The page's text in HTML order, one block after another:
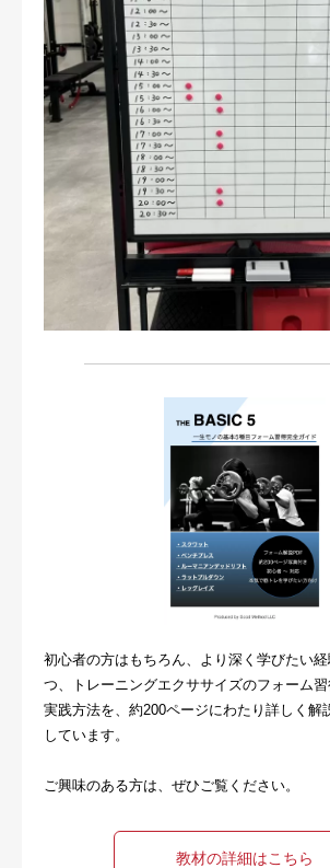
初心者の方はもちろん、より深く学びたい
つ、トレーニングエクササイズのフォーム
実践方法を、約200ページにわたり詳しく解
しています。
ご興味のある方は、ぜひご覧ください。
教材の詳細はこちら
お問い合わせ・ご予約
会則等